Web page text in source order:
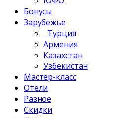
Бонусы
Зарубежье
Турция
Армения
Казахстан
Узбекистан
Мастер-класс
Отели
Разное
Скидки